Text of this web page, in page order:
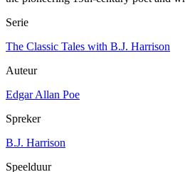
Serie
The Classic Tales with B.J. Harrison
Auteur
Edgar Allan Poe
Spreker
B.J. Harrison
Speelduur